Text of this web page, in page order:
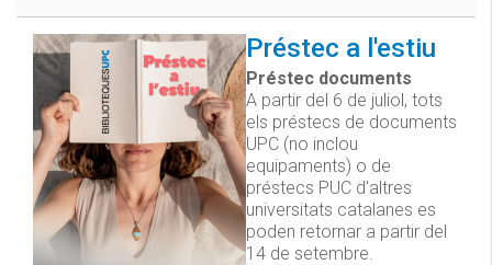
Préstec a l'estiu
Préstec documents
A partir del 6 de juliol, tots
els préstecs de documents
UPC (no inclou
equipaments) o de
préstecs PUC d'altres
universitats catalanes es
poden retornar a partir del
14 de setembre.